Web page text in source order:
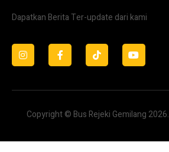
Dapatkan Berita Ter-update dari kami
Copyright © Bus Rejeki Gemilang 2026.